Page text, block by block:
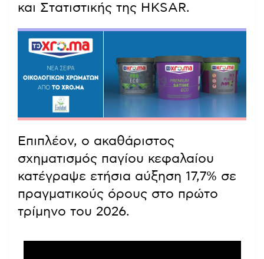
και Στατιστικής της HKSAR.
Επιπλέον, ο ακαθάριστος
σχηματισμός παγίου κεφαλαίου
κατέγραψε ετήσια αύξηση 17,7% σε
πραγματικούς όρους στο πρώτο
τρίμηνο του 2026.